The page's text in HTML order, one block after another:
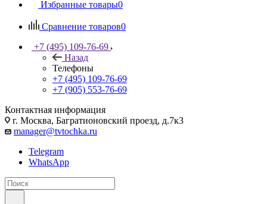
Избранные товары0
Сравнение товаров0
+7 (495) 109-76-69
Назад
Телефоны
+7 (495) 109-76-69
+7 (905) 553-76-69
Контактная информация
г. Москва, Багратионовский проезд, д.7к3
manager@tvtochka.ru
Telegram
WhatsApp